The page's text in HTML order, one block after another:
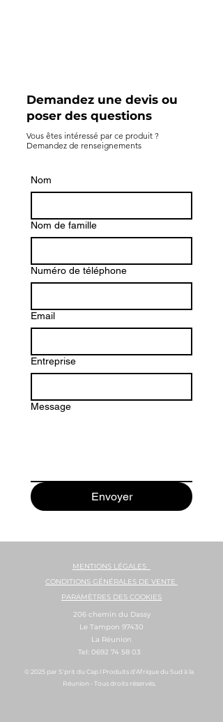
Demandez une devis ou
poser des questions
Vous êtes intéressé par ce produit ?
Demandez de renseignements
Nom
Nom de famille
Numéro de téléphone
Email
Entreprise
Message
Envoyer
MENTIONS LÉGALES
CONDITIONS GÉNÉRALES DE VENTE
PARAMÈTRES DES COOKIES
206 chemin du Dassy
Le Tampon 97430
La Réunion
Tel: 0692 74 58 03
© 2025 par S'prit du Cap l Produits d'Afrique du Sud à la
Réunion - Tous droits réservés.